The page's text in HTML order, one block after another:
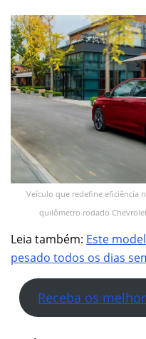
Veículo que redefine eficiência
quilômetro rodado
Leia também: Este
pesado todos os dias
Receba os